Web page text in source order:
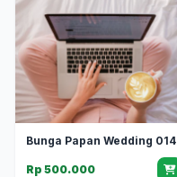
Bunga Papan Wedding 014
Rp 500.000